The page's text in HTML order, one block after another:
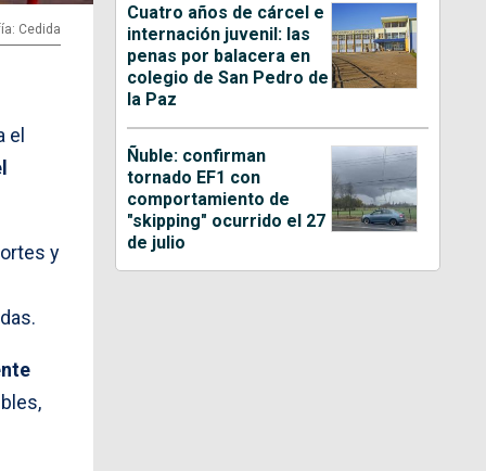
Cedida
el
y
Cuatro años de cárcel e
internación juvenil: las
penas por balacera en
colegio de San Pedro de
la Paz
Ñuble: confirman
tornado EF1 con
comportamiento de
"skipping" ocurrido el 27
de julio